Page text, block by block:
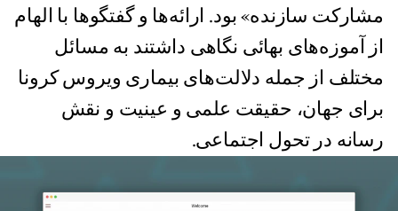
مشارکت سازنده» بود. ارائه‌ها و گفتگوها با الهام
از آموزه‌های بهائی نگاهی داشتند به مسائل
مختلف از جمله دلالت‌های بیماری ویروس کرونا
برای جهان، حقیقت علمی و عینیت و نقش
رسانه در تحول اجتماعی.